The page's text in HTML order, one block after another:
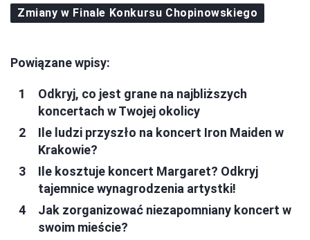
Zmiany w Finale Konkursu Chopinowskiego
Powiązane wpisy:
Odkryj, co jest grane na najbliższych
koncertach w Twojej okolicy
Ile ludzi przyszło na koncert Iron Maiden w
Krakowie?
Ile kosztuje koncert Margaret? Odkryj
tajemnice wynagrodzenia artystki!
Jak zorganizować niezapomniany koncert w
swoim mieście?